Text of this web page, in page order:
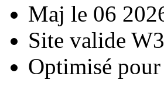
Maj le 06
Site valide
Optimisé